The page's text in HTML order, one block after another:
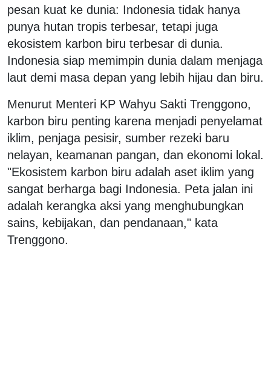
pesan kuat ke dunia: Indonesia tidak hanya
punya hutan tropis terbesar, tetapi juga
ekosistem karbon biru terbesar di dunia.
Indonesia siap memimpin dunia dalam menjaga
laut demi masa depan yang lebih hijau dan biru.
Menurut Menteri KP Wahyu Sakti Trenggono,
karbon biru penting karena menjadi penyelamat
iklim, penjaga pesisir, sumber rezeki baru
nelayan, keamanan pangan, dan ekonomi lokal.
"Ekosistem karbon biru adalah aset iklim yang
sangat berharga bagi Indonesia. Peta jalan ini
adalah kerangka aksi yang menghubungkan
sains, kebijakan, dan pendanaan," kata
Trenggono.